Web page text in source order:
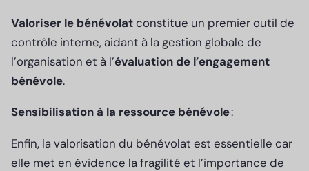
Valoriser le bénévolatconstitue un premier outil de
contrôle interne, aidant à la gestion globale de
l’organisation et à l’évaluation de l’engagement
bénévole.
Sensibilisation à la ressource bénévole:
Enfin, la valorisation du bénévolat est essentielle car
elle met en évidence la fragilité et l’importance de